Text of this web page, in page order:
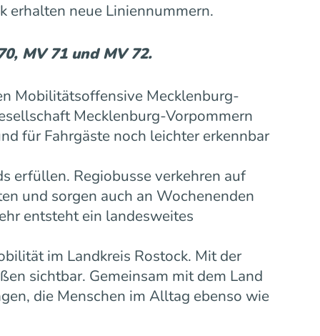
erhalten neue Liniennummern.
MV 71 und MV 72.
Mobilitätsoffensive Mecklenburg-
Mecklenburg-Vorpommern
für Fahrgäste noch leichter erkennbar
erfüllen. Regiobusse verkehren auf
und sorgen auch an Wochenenden
entsteht ein landesweites
im Landkreis Rostock. Mit der
sichtbar. Gemeinsam mit dem Land
die Menschen im Alltag ebenso wie